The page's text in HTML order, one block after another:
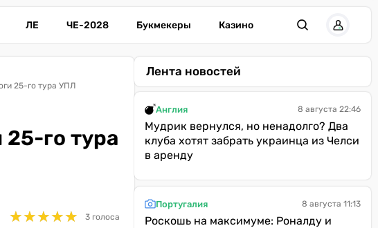
ЛЕ ЧЕ-2028 Букмекеры Казино
25-го тура УПЛ
го тура
★★★★★
★★★★★ 3 голоса
Лента новостей
Англия 8 августа 22:46
Мудрик вернулся, но ненадолго? Два
клуба хотят забрать украинца из Челси
в аренду
Португалия 8 августа 11:13
Роскошь на максимуме: Роналду и